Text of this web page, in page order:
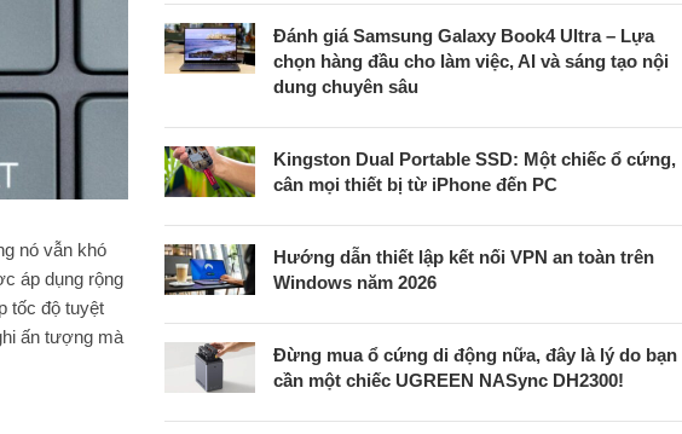
nó vẫn khó
áp dụng rộng
tốc độ tuyệt
ấn tượng mà
Đánh giá Samsung Galaxy Book4 Ultra – Lựa
chọn hàng đầu cho làm việc, AI và sáng tạo nội
dung chuyên sâu
Kingston Dual Portable SSD: Một chiếc ổ cứng,
cân mọi thiết bị từ iPhone đến PC
Hướng dẫn thiết lập kết nối VPN an toàn trên
Windows năm 2026
Đừng mua ổ cứng di động nữa, đây là lý do bạn
cần một chiếc UGREEN NASync DH2300!